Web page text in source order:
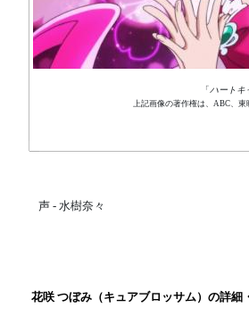
「ハートキ
上記画像の著作権は、ABC、東
声 - 水樹奈々
花咲 つぼみ（キュアブロッサム）の詳細